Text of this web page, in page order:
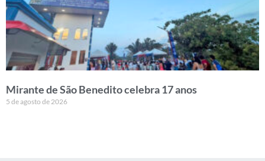
Mirante de São Benedito celebra 17 anos
5 de agosto de 2026